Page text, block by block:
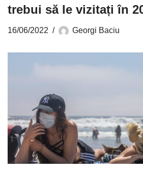
trebui să le vizitați în
16/06/2022 Georgi Baciu